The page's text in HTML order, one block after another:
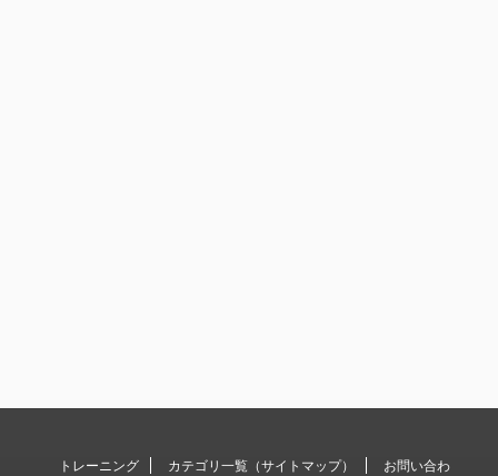
トレーニング カテゴリ一覧（サイトマップ）
お問い合わ